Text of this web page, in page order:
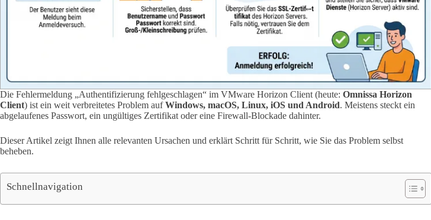
Die Fehlermeldung „Authentifizierung fehlgeschlagen“ im VMware Horizon Client (heute: Omnissa Horizon
Client) ist ein weit verbreitetes Problem aufWindows, macOS, Linux, iOS und Android. Meistens steckt ein
abgelaufenes Passwort, ein ungültiges Zertifikat oder eine Firewall-Blockade dahinter.
Dieser Artikel zeigt Ihnen alle relevanten Ursachen und erklärt Schritt für Schritt, wie Sie das Problem selbst
beheben.
Schnellnavigation